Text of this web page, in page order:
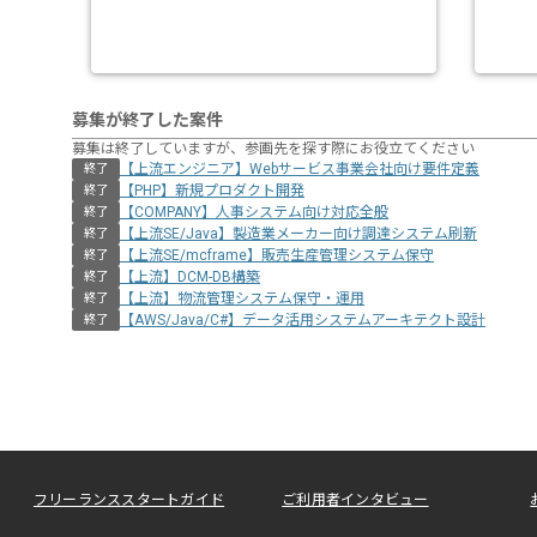
募集が終了した案件
募集は終了していますが、参画先を探す際にお役立てください
終了 【上流エンジニア】Webサービス事業会社向け要件定義
終了 【PHP】新規プロダクト開発
終了 【COMPANY】人事システム向け対応全般
終了 【上流SE/Java】製造業メーカー向け調達システム刷新
終了 【上流SE/mcframe】販売生産管理システム保守
終了 【上流】DCM-DB構築
終了 【上流】物流管理システム保守・運用
終了 【AWS/Java/C#】データ活用システムアーキテクト設計
フリーランススタートガイド ご利用者インタビュー